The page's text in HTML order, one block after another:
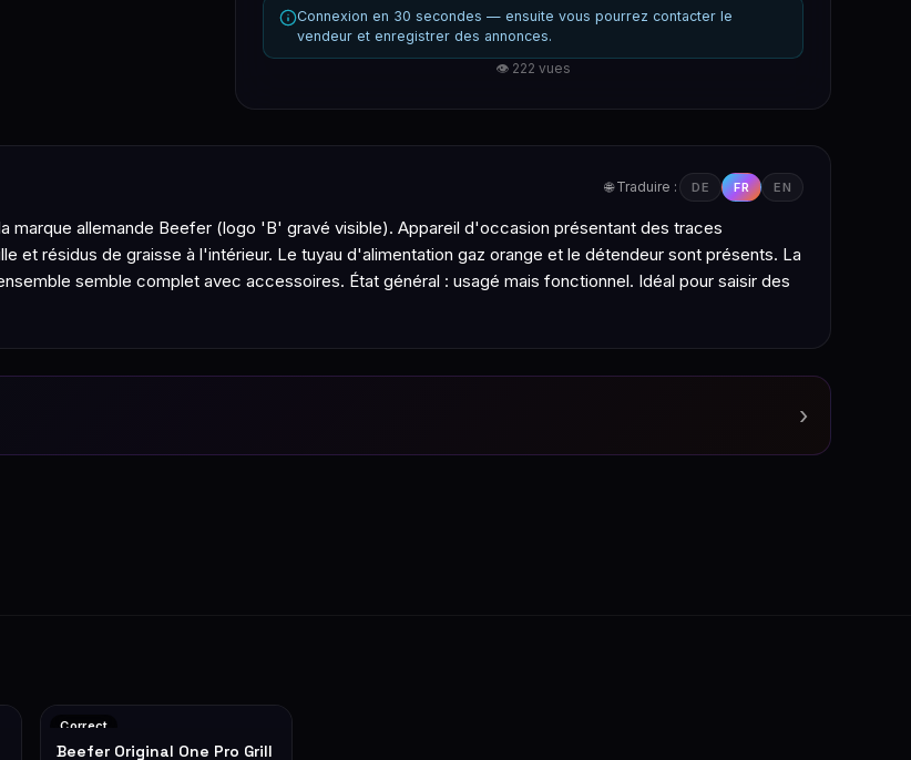
Connexion en 30 secondes — ensuite vous pourrez contacter le
vendeur et enregistrer des annonces.
👁 222 vues
🌐 Traduire : DE FR EN
marque allemande Beefer (logo 'B' gravé visible). Appareil d'occasion présentant des traces
et résidus de graisse à l'intérieur. Le tuyau d'alimentation gaz orange et le détendeur sont présents. La
semble complet avec accessoires. État général : usagé mais fonctionnel. Idéal pour saisir des
›
Correct
Beefer Original One Pro Grill